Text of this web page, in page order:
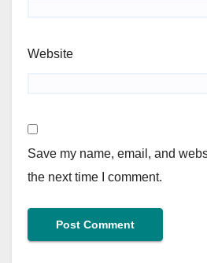
Website
Save my name, email, and
the next time I comment.